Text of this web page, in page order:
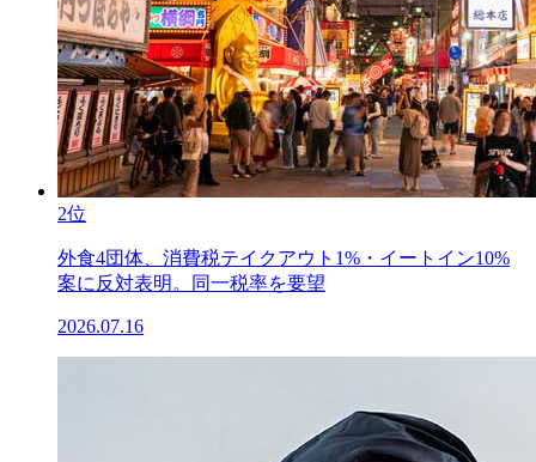
2位
外食4団体、消費税テイクアウト1%・イートイン10%
案に反対表明。同一税率を要望
2026.07.16